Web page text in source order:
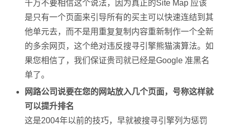
千万不要相信这个说法，因为真正的Site Map 应该
是只有一个页面来引导所有的买主可以快速连结到其
他单元去，而不是用重复复制内容重新制作一个全新
的多余网页，这个绝对违反搜寻引擎熊猫演算法。如
果您相信了，我们保证贵司就已经是Google 准黑名
单了。
网路公司说要在您的网站放入几个页面，号称这样就
可以提升排名
这是2004年以前的技巧，早就被搜寻引擎列为惩罚